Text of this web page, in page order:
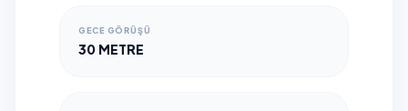
GECE GÖRÜŞÜ
30 METRE